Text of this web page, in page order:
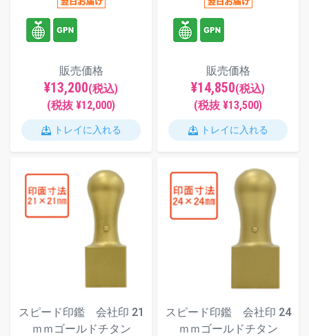
販売価格
¥13,200(税込)
(税抜 ¥12,000)
トレイに入れる
販売価格
¥14,850(税込)
(税抜 ¥13,500)
トレイに入れる
スピード印鑑 会社印 21
ｍｍゴールドチタン
スピード印鑑 会社印 24
ｍｍゴールドチタン